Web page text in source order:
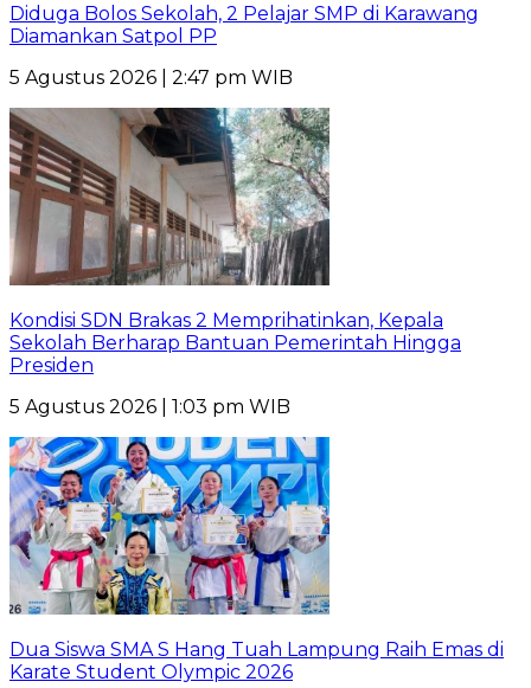
Diduga Bolos Sekolah, 2 Pelajar SMP di Karawang
Diamankan Satpol PP
5 Agustus 2026 | 2:47 pm WIB
Kondisi SDN Brakas 2 Memprihatinkan, Kepala
Sekolah Berharap Bantuan Pemerintah Hingga
Presiden
5 Agustus 2026 | 1:03 pm WIB
Dua Siswa SMA S Hang Tuah Lampung Raih Emas di
Karate Student Olympic 2026